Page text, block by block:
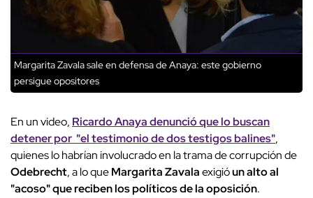
Margarita Zavala sale en defensa de Anaya: este gobierno
persigue opositores
En un video, Ricardo Anaya denunció que lo buscan
detener por "el testimonio de dos testigos balines",
quienes lo habrían involucrado en la trama de corrupción de
Odebrecht, a lo queMargarita Zavalaexigióun alto al
"acoso" que reciben los políticos de la oposición.